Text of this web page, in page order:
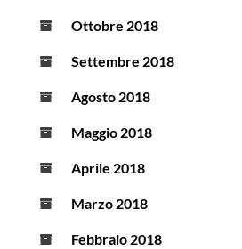
Ottobre 2018
Settembre 2018
Agosto 2018
Maggio 2018
Aprile 2018
Marzo 2018
Febbraio 2018